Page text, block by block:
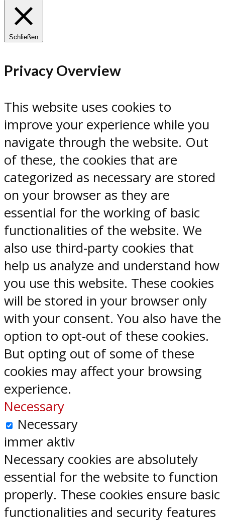
Schließen
Privacy Overview
This website uses cookies to
improve your experience while you
navigate through the website. Out
of these, the cookies that are
categorized as necessary are stored
on your browser as they are
essential for the working of basic
functionalities of the website. We
also use third-party cookies that
help us analyze and understand how
you use this website. These cookies
will be stored in your browser only
with your consent. You also have the
option to opt-out of these cookies.
But opting out of some of these
cookies may affect your browsing
experience.
Necessary
Necessary
immer aktiv
Necessary cookies are absolutely
essential for the website to function
properly. These cookies ensure basic
functionalities and security features